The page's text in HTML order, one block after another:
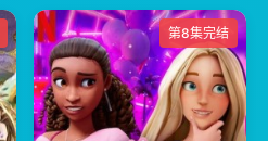
第8集完结